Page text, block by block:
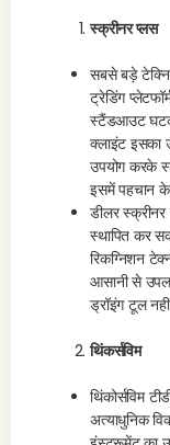
स्क्रीनर प्लस
सबसे बड़े
ट्रेडिंग
स्टैंडआउट घटक
क्लाइंट इसका
उपयोग करके
इसमें पहचान के
डीलर
स्थापित कर
रिकग्निशन
आसानी से
ड्रॉइंग टूल
थिंकर्सविम
थिंकोर्सविम
अत्याधुनिक